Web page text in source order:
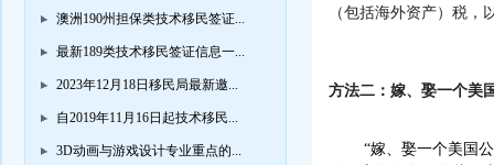
澳洲190州担保类技术移民签证...
最新189类技术移民签证信息一...
2023年12月18日移民局最新邀...
自2019年11月16日起技术移民...
3D动画与游戏设计专业重点的...
（包括海外资产）税
方法二：嫁、娶一个美
“嫁、娶一个美国